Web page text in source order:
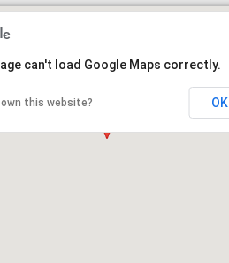
can't load Google Maps correctly.
own this website? OK